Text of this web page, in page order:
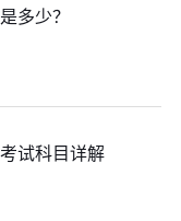
多少？
试科目详解